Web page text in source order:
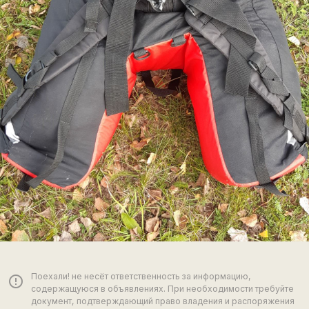
error_outline
Поехали! не несёт ответственность за информацию,
содержащуюся в объявлениях. При необходимости требуйте
документ, подтверждающий право владения и распоряжения